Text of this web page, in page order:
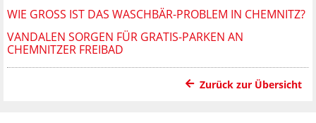
WIE GROSS IST DAS WASCHBÄR-PROBLEM IN CHEMNITZ?
VANDALEN SORGEN FÜR GRATIS-PARKEN AN
CHEMNITZER FREIBAD
Zurück zur Übersicht